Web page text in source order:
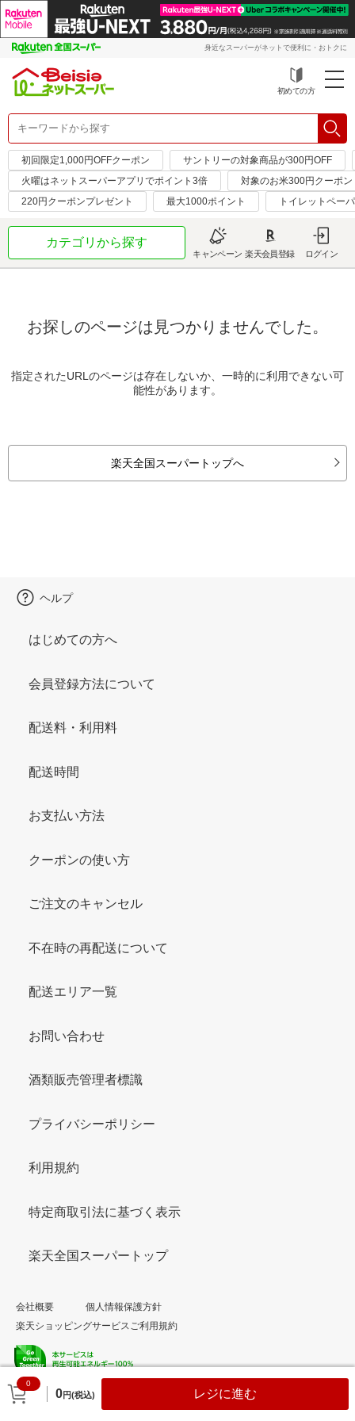
身近なスーパーがネットで便利に・おトクに
初めての方
初回限定1,000円OFFクーポン
サントリーの対象商品が300円OFF
火曜はネットスーパーアプリでポイント3倍
対象のお米300円クーポン
220円クーポンプレゼント
最大1000ポイント トイレットペー
カテゴリから探す
キャンペーン 楽天会員登録 ログイン
お探しのページは見つかりませんでした。
指定されたURLのページは存在しないか、一時的に利用できない可
能性があります。
楽天全国スーパートップへ
0
0円(税込) レジに進む
ヘルプ
はじめての方へ
会員登録方法について
配送料・利用料
配送時間
お支払い方法
クーポンの使い方
ご注文のキャンセル
不在時の再配送について
配送エリア一覧
お問い合わせ
酒類販売管理者標識
プライバシーポリシー
利用規約
特定商取引法に基づく表示
楽天全国スーパートップ
会社概要
個人情報保護方針
楽天ショッピングサービスご利用規約
© Rakuten Group, Inc.